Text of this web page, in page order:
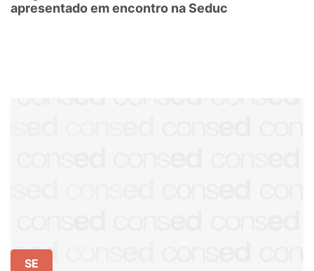
apresentado em encontro na Seduc
SE